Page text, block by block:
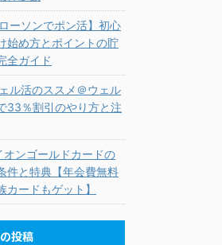
ーソンでポン活】初心
始め方とポイントの貯
全ガイド
ル活のススメ＠ウェル
33％割引のやり方と注
オンゴールドカードの
件と特典【年会費無料
カードもゲット】
投稿